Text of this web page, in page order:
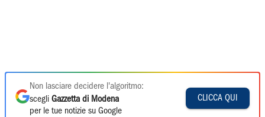
Non lasciare decidere l'algoritmo:
scegli Gazzetta di Modena
per le tue notizie su Google
CLICCA QUI